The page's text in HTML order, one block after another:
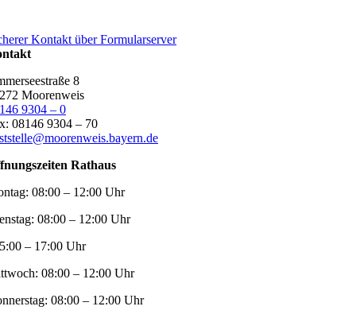
Kontakt über Formularserver
8
Moorenweis
9304 – 0
08146 9304 – 70
Rathaus
08:00 – 12:00 Uhr
08:00 – 12:00 Uhr
– 17:00 Uhr
08:00 – 12:00 Uhr
08:00 – 12:00 Uhr